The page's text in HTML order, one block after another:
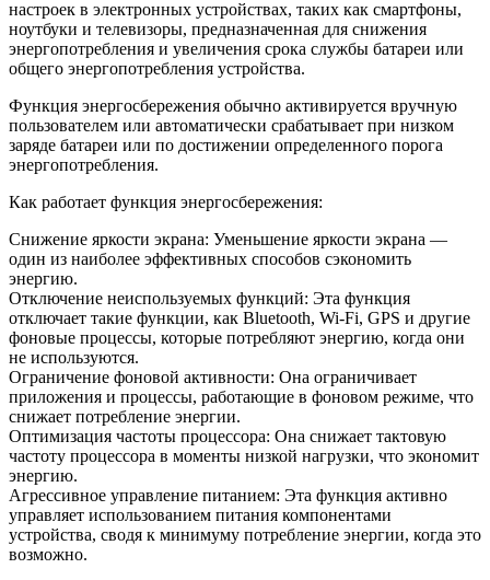
настроек в электронных устройствах, таких как смартфоны,
ноутбуки и телевизоры, предназначенная для снижения
энергопотребления и увеличения срока службы батареи или
общего энергопотребления устройства.
Функция энергосбережения обычно активируется вручную
пользователем или автоматически срабатывает при низком
заряде батареи или по достижении определенного порога
энергопотребления.
Как работает функция энергосбережения:
Снижение яркости экрана: Уменьшение яркости экрана —
один из наиболее эффективных способов сэкономить
энергию.
Отключение неиспользуемых функций: Эта функция
отключает такие функции, как Bluetooth, Wi-Fi, GPS и другие
фоновые процессы, которые потребляют энергию, когда они
не используются.
Ограничение фоновой активности: Она ограничивает
приложения и процессы, работающие в фоновом режиме, что
снижает потребление энергии.
Оптимизация частоты процессора: Она снижает тактовую
частоту процессора в моменты низкой нагрузки, что экономит
энергию.
Агрессивное управление питанием: Эта функция активно
управляет использованием питания компонентами
устройства, сводя к минимуму потребление энергии, когда это
возможно.